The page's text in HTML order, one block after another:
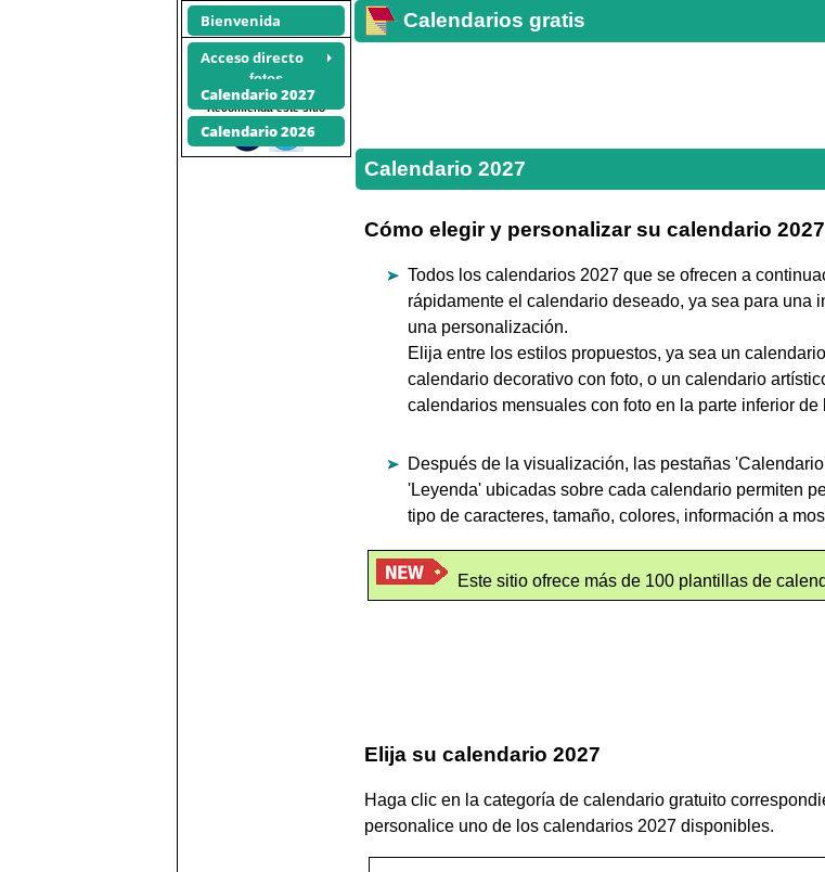
Bienvenida
Acceso directo
Calendario 2027
Calendario 2026
Calendarios gratis
Calendario 2027
Cómo elegir y personalizar su calendario
Todos los calendarios 2027 que se ofrecen a
rápidamente el calendario deseado, ya sea para una
una personalización.
Elija entre los estilos propuestos, ya sea un
calendario decorativo con foto, o un calendario
calendarios mensuales con foto en la parte inferior de
Después de la visualización, las pestañas
'Leyenda' ubicadas sobre cada calendario permiten
tipo de caracteres, tamaño, colores, información a
Este sitio ofrece más de 100 plantillas de
Elija su calendario 2027
Haga clic en la categoría de calendario gratuito
personalice uno de los calendarios 2027 disponibles.
Calendarios
fotos
Recomienda este sitio